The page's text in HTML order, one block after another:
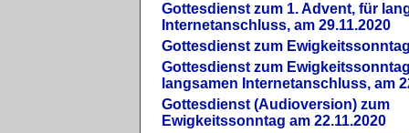
Gottesdienst zum 1. Advent, für
Internetanschluss, am 29.11.2020
Gottesdienst zum
Gottesdienst zum
langsamen Internetanschluss, am
Gottesdienst (Audioversion) zum
Ewigkeitssonntag am 22.11.2020